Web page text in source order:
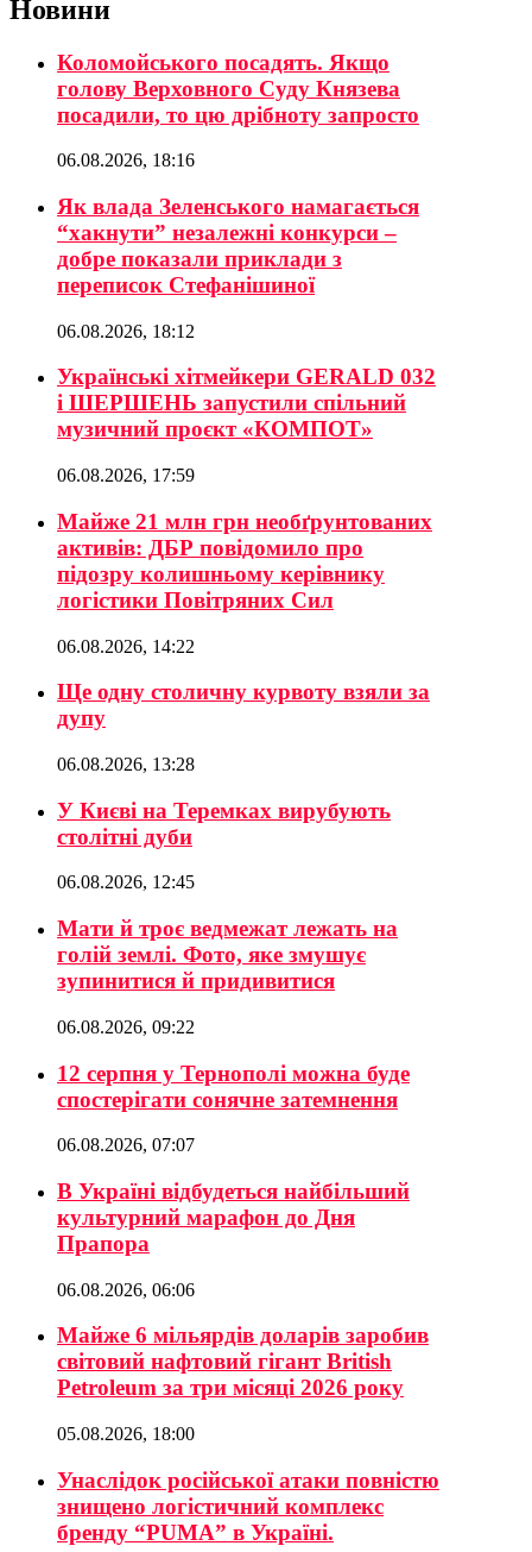
Новини
Коломойського посадять. Якщо
голову Верховного Суду Князева
посадили, то цю дрібноту запросто
06.08.2026, 18:16
Як влада Зеленського намагається
“хакнути” незалежні конкурси –
добре показали приклади з
переписок Стефанішиної
06.08.2026, 18:12
Українські хітмейкери GERALD 032
і ШЕРШЕНЬ запустили спільний
музичний проєкт «КОМПОТ»
06.08.2026, 17:59
Майже 21 млн грн необґрунтованих
активів: ДБР повідомило про
підозру колишньому керівнику
логістики Повітряних Сил
06.08.2026, 14:22
Ще одну столичну курвоту взяли за
дупу
06.08.2026, 13:28
У Києві на Теремках вирубують
столітні дуби
06.08.2026, 12:45
Мати й троє ведмежат лежать на
голій землі. Фото, яке змушує
зупинитися й придивитися
06.08.2026, 09:22
12 серпня у Тернополі можна буде
спостерігати сонячне затемнення
06.08.2026, 07:07
В Україні відбудеться найбільший
культурний марафон до Дня
Прапора
06.08.2026, 06:06
Майже 6 мільярдів доларів заробив
світовий нафтовий гігант British
Petroleum за три місяці 2026 року
05.08.2026, 18:00
Унаслідок російської атаки повністю
знищено логістичний комплекс
бренду “PUMA” в Україні.